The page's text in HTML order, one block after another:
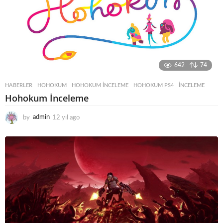
o
642 74
HABERLER HOHOKUM ,HOHOKUM INCELEME ,HOHOKUM PS4 INCELEME
Hohokum İnceleme
by admin 12 yıl ago
y
a
o